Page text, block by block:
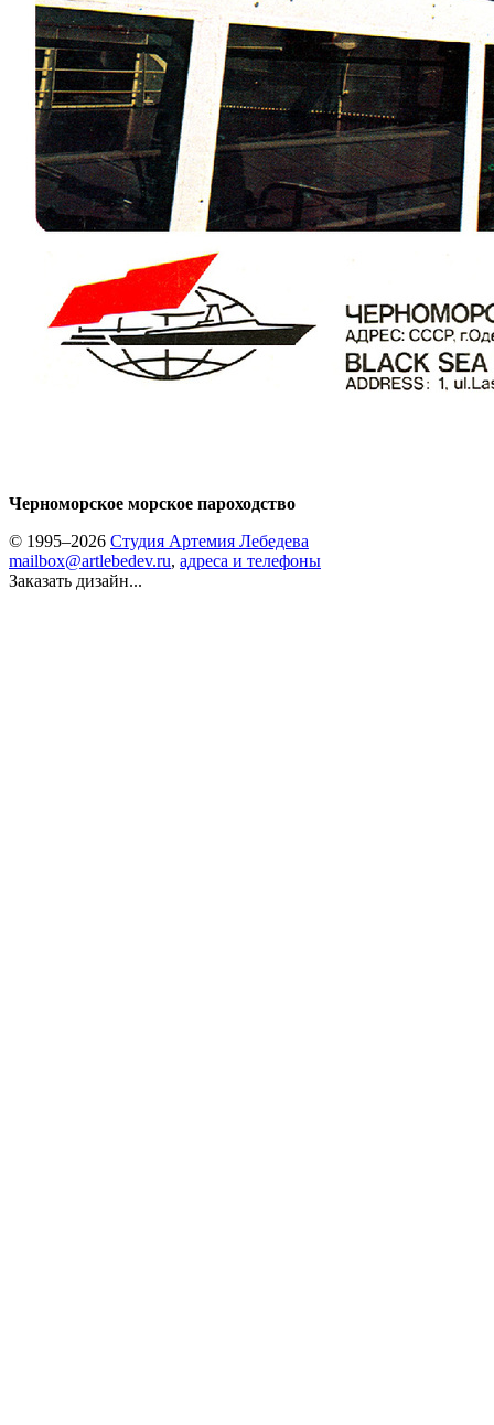
Черноморское морское пароходство
© 1995–2026 Студия Артемия Лебедева
mailbox@artlebedev.ru, адреса и телефоны
Заказать дизайн...